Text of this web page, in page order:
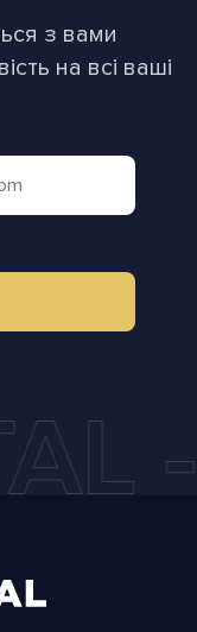
з вами
на всі ваші